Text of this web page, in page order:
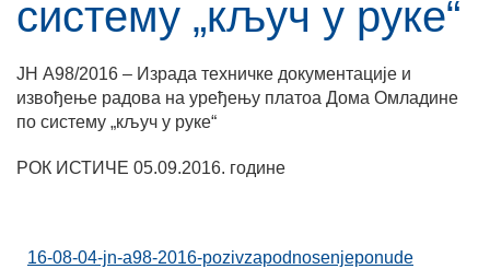
систему „кључ у руке“
ЈН А98/2016 – Израда техничке документације и
извођење радова на уређењу платоа Дома Омладине
по систему „кључ у руке“
РОК ИСТИЧЕ 05.09.2016. године
16-08-04-jn-a98-2016-pozivzapodnosenjeponude